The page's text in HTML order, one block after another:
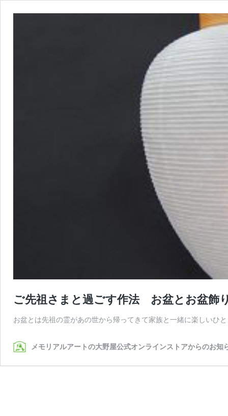
ご先祖さまと過ごす作法 お盆とお盆飾
お盆とは先祖の霊があの世から帰ってきて家族と一緒に楽しいひ
メモリアルアートの大野屋公式オンラインストアからのお知